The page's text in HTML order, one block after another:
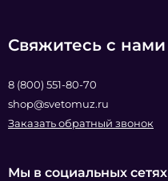
Свяжитесь с нами
8 (800) 551-80-70
shop@svetomuz.ru
Заказать обратный звонок
Мы в социальных сетях